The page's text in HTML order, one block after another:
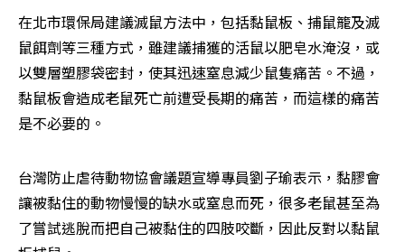
在北市環保局建議滅鼠方法中，包括黏鼠板、捕鼠籠及滅
鼠餌劑等三種方式，雖建議捕獲的活鼠以肥皂水淹沒，或
以雙層塑膠袋密封，使其迅速窒息減少鼠隻痛苦。不過，
黏鼠板會造成老鼠死亡前遭受長期的痛苦，而這樣的痛苦
是不必要的。
台灣防止虐待動物協會議題宣導專員劉子瑜表示，黏膠會
讓被黏住的動物慢慢的缺水或窒息而死，很多老鼠甚至為
了嘗試逃脫而把自己被黏住的四肢咬斷，因此反對以黏鼠